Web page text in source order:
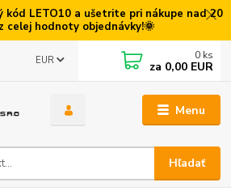
kód LETO10 a ušetrite pri nákupe nad 20
celej hodnoty objednávky!🌞
Menu
EUR
Hľadať
0 ks
za 0,00 EUR